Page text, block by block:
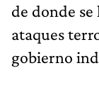
de donde
ataques
gobierno